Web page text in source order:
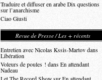
Traduire et diffuser en arabe Dix questions
sur l’anarchisme
Ciao Giusti
Revue de Presse / Les + récents
Entretien avec Nicolas Kssis-Martov dans
Libération
Voleurs de poules ! dans En attendant
Nadeau